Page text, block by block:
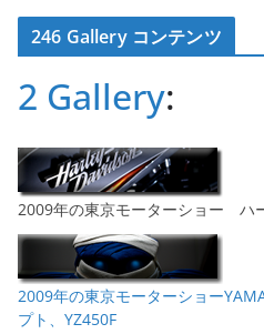
カ
イ246 Gallery コンテンツ
2 Gallery:
2009年の東京モーターショー ハ
2009年の東京モーターショー
プト、YZ450F